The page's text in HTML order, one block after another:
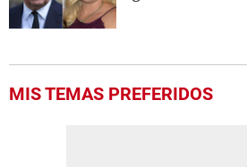
MIS TEMAS PREFERIDOS